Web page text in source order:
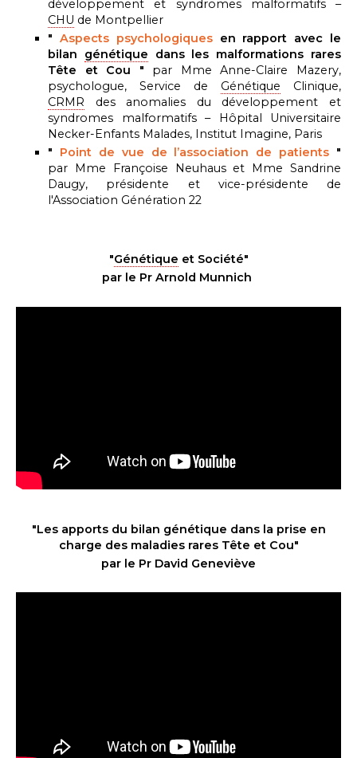
développement et syndromes malformatifs –
CHU de Montpellier
" Aspects psychologiquesen rapport avec le
bilan génétique dans les malformations rares
Tête et Cou " par Mme Anne-Claire Mazery,
psychologue, Service de Génétique Clinique,
CRMR des anomalies du développement et
syndromes malformatifs – Hôpital Universitaire
Necker-Enfants Malades, Institut Imagine, Paris
" Point de vue de l’association de patients "
par Mme Françoise Neuhaus et Mme Sandrine
Daugy, présidente et vice-présidente de
l'Association Génération 22
"Génétique et Société"
par le Pr Arnold Munnich
"Les apports du bilan génétique dans la prise en
charge des maladies rares Tête et Cou"
par le Pr David Geneviève